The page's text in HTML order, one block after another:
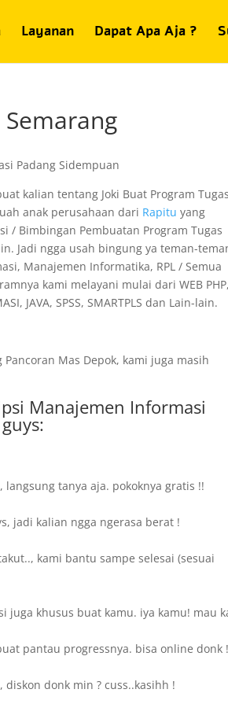
Layanan Dapat Apa Aja ?
kalian tentang Joki Buat Program
anak perusahaan dari Rapitu yang
/ Bimbingan Pembuatan Program Tugas
Jadi ngga usah bingung ya teman-
Manajemen Informatika, RPL / Semua
kami melayani mulai dari WEB
JAVA, SPSS, SMARTPLS dan Lain-lain.
Mas Depok, kami juga masih
Manajemen Informasi
tanya aja. pokoknya gratis !!
jadi kalian ngga ngerasa berat !
kami bantu sampe selesai (sesuai
juga khusus buat kamu. iya kamu! mau
pantau progressnya. bisa online donk
donk min ? cuss..kasihh !